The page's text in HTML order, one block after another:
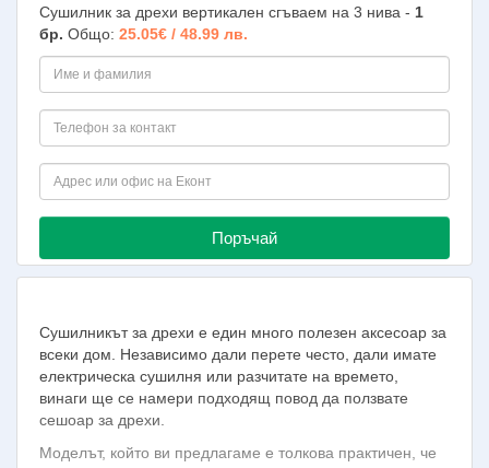
Сушилник за дрехи вертикален сгъваем на 3 нива - 1
бр. Общо: 25.05€ / 48.99 лв.
Поръчай
Сушилникът за дрехи е един много полезен аксесоар за
всеки дом. Независимо дали перете често, дали имате
електрическа сушилня или разчитате на времето,
винаги ще се намери подходящ повод да ползвате
сешоар за дрехи.
Моделът, който ви предлагаме е толкова практичен, че